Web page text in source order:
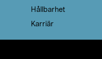
Hållbarhet
Karriär